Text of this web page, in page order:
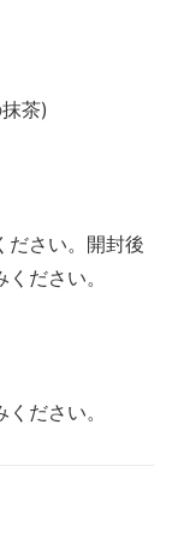
茶)
ださい。開封後
ださい。
ださい。